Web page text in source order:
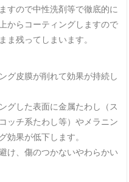
すので中性洗剤等で徹底的に
からコーティングしますので
ま残ってしまいます。
グ皮膜が削れて効果が持続し
グした表面に金属たわし（ス
ッチ系たわし等）やメラニン
効果が低下します。
け、傷のつかないやわらかい